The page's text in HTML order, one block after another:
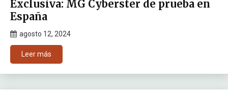
Exclusiva: MG Cyberster de prueba en
España
agosto 12, 2024
Leer más